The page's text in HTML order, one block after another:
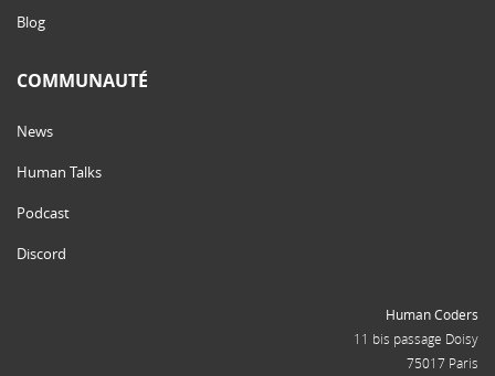
Blog
COMMUNAUTÉ
News
Human Talks
Podcast
Discord
Human Coders
11 bis passage Doisy
75017 Paris